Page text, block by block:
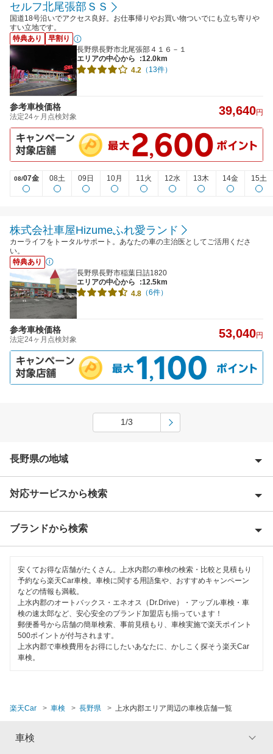
セルフ北尾張部ＳＳ
国道18号沿いでアクセス良好。お仕事帰りやお買い物ついでにも立ち寄りや
すい立地です。
特典あり
早割り
長野県長野市北尾張部４１６－１
エリアの中心から
:12.0km
4.2 （13件）
参考車検価格
法定24ヶ月点検対象 39,640円
08/07金 08土 09日 10月 11火 12水 13木 14金 15土
株式会社車屋Hizumeふれ愛ランド
カーライフをトータルサポート。あなたの車の主治医としてご活用くださ
い。
特典あり
長野県長野市稲葉日詰1820
エリアの中心から
:12.5km
4.8 （6件）
参考車検価格
法定24ヶ月点検対象 53,040円
1/3
長野県の地域
安曇野市
飯山市
伊那市
上田市
大町市
岡谷市
北安曇郡
対応サービスから検索
Award 受賞店
特典あり
新車初回割りあり
早割りあり
クレジットカードOK
代車あり
ブランドから検索
ENEOS
宇佐美車検
車検のコバック
出光興産「らくらく安心車検」
エネフリ車検
安くてお得な店舗がたくさん。上水内郡の車検の検索・比較と見積もり
予約なら楽天Car車検。車検に関する用語集や、おすすめキャンペーン
などの情報も満載。
上水内郡のオートバックス・エネオス（Dr.Drive）・アップル車検・車
検の速太郎など、安心安全のブランド加盟店も揃っています！
郵便番号から店舗の簡単検索、事前見積もり、車検実施で楽天ポイント
500ポイントが付与されます。
上水内郡で車検費用をお得にしたいあなたに、かしこく探そう楽天Car
車検。
楽天Car 車検 長野県 上水内郡エリア周辺の車検店舗一覧
車検